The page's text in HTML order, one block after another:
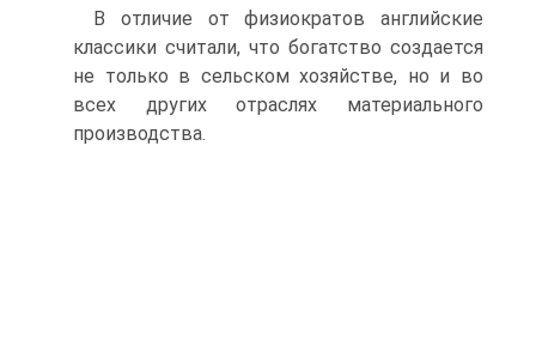
В отличие от физиократов английские
классики считали, что богатство создается
не только в сельском хозяйстве, но и во
всех других отраслях материального
производства.